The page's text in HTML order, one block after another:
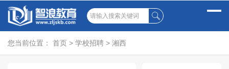
您当前位置： 首页 > 学校招聘 > 湘西